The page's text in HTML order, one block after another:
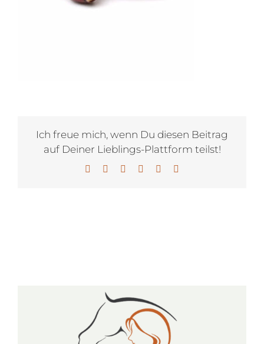
Ich freue mich, wenn Du diesen Beitrag
auf Deiner Lieblings-Plattform teilst!
Facebook LinkedInWhatsApp
Pinterest